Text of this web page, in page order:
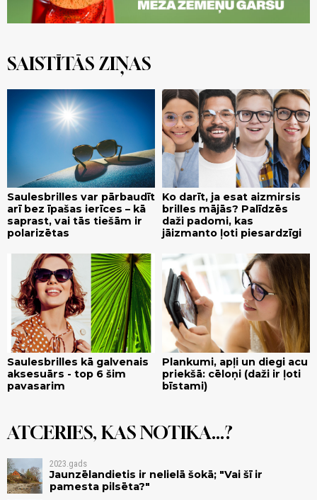
SAISTĪTĀS ZIŅAS
Saulesbrilles var pārbaudīt
arī bez īpašas ierīces – kā
saprast, vai tās tiešām ir
polarizētas
Ko darīt, ja esat aizmirsis
brilles mājās? Palīdzēs
daži padomi, kas
jāizmanto ļoti piesardzīgi
Saulesbrilles kā galvenais
aksesuārs - top 6 šim
pavasarim
Plankumi, apļi un diegi acu
priekšā: cēloņi (daži ir ļoti
bīstami)
ATCERIES, KAS NOTIKA...?
2023.gads
Jaunzēlandietis ir nelielā šokā; "Vai šī ir
pamesta pilsēta?"